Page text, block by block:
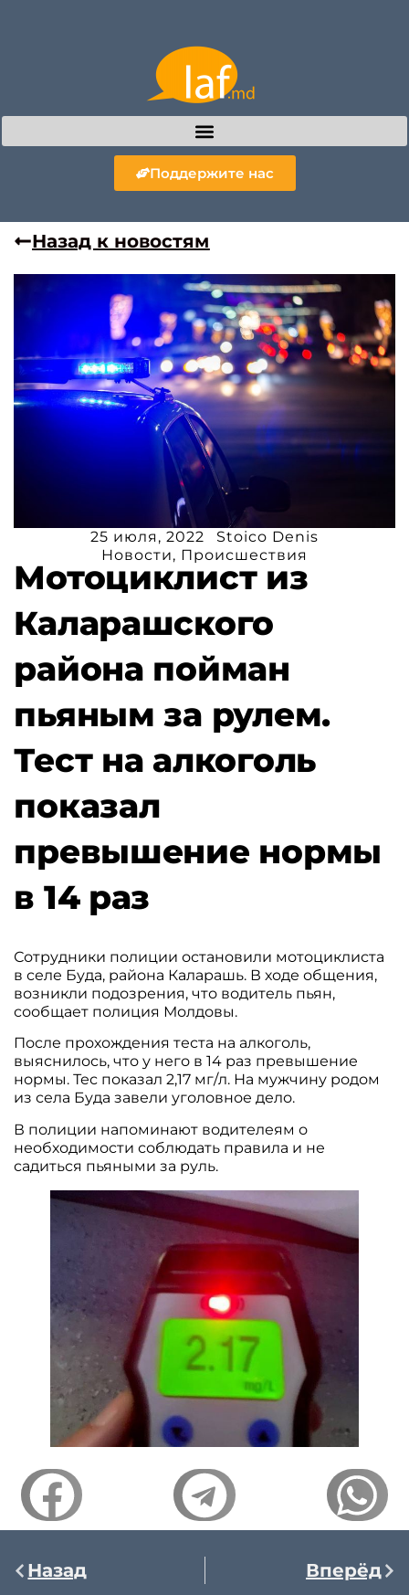
Поддержите нас
Назад к новостям
25 июля, 2022
Stoico Denis
Новости, Происшествия
Мотоциклист из
Каларашского
района пойман
пьяным за рулем.
Тест на алкоголь
показал
превышение нормы
в 14 раз
Сотрудники полиции остановили мотоциклиста
в селе Буда, района Каларашь. В ходе общения,
возникли подозрения, что водитель пьян,
сообщает полиция Молдовы.
После прохождения теста на алкоголь,
выяснилось, что у него в 14 раз превышение
нормы. Тес показал 2,17 мг/л. На мужчину родом
из села Буда завели уголовное дело.
В полиции напоминают водителеям о
необходимости соблюдать правила и не
садиться пьяными за руль.
Назад Вперёд